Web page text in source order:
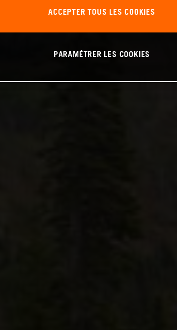
ACCEPTER TOUS LES COOKIES
PARAMÉTRER LES COOKIES